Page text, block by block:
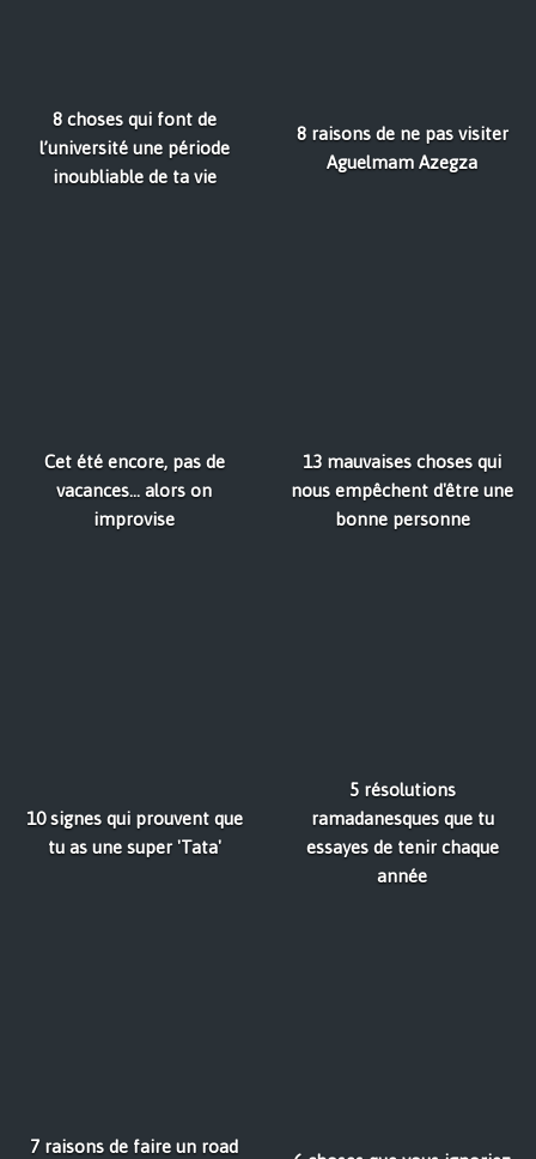
8 choses qui font de
l’université une période
inoubliable de ta vie
8 raisons de ne pas visiter
Aguelmam Azegza
Cet été encore, pas de
vacances... alors on
improvise
13 mauvaises choses qui
nous empêchent d'être une
bonne personne
10 signes qui prouvent que
tu as une super 'Tata'
5 résolutions
ramadanesques que tu
essayes de tenir chaque
année
7 raisons de faire un road